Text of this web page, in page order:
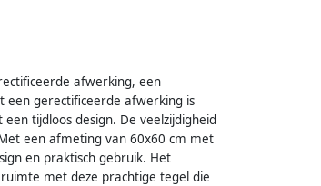
afwerking, een
een gerectificeerde afwerking is
tijdloos design. De veelzijdigheid
een afmeting van 60x60 cm met
en praktisch gebruik. Het
met deze prachtige tegel die